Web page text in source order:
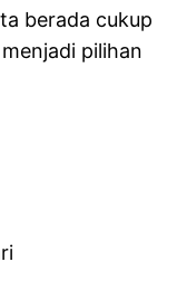
berada cukup
pilihan